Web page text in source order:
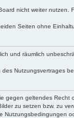
nicht weiter nutzen.
Seiten ohne
und räumlich
Nutzungsvertrages
geltendes Recht
zu setzen bzw. zu